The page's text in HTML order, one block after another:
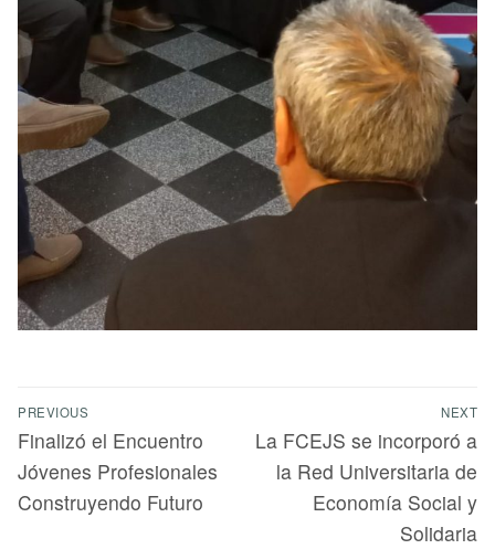
PREVIOUS
Finalizó el Encuentro
Jóvenes Profesionales
Construyendo Futuro
NEXT
La FCEJS se incorporó a
la Red Universitaria de
Economía Social y
Solidaria